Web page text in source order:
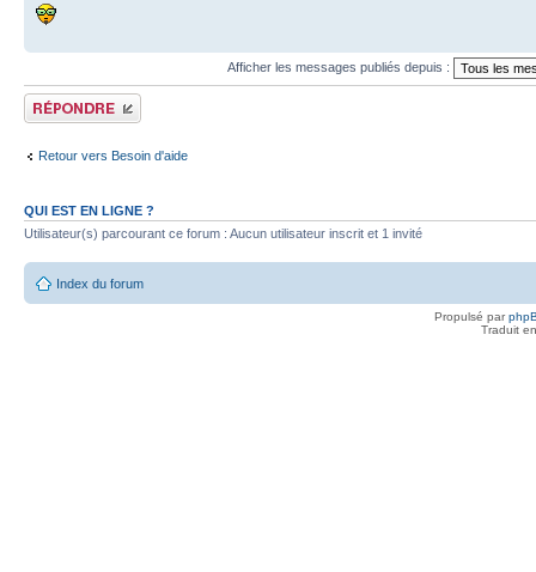
Afficher les messages publiés depuis :
Publier une réponse
Retour vers Besoin d'aide
QUI EST EN LIGNE ?
Utilisateur(s) parcourant ce forum : Aucun utilisateur inscrit et 1 invité
Index du forum
Propulsé par
Traduit